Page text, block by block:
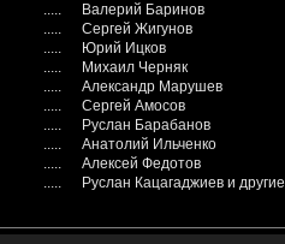
.....
Валерий Баринов
.....
Сергей Жигунов
.....
Юрий Ицков
.....
Михаил Черняк
.....
Александр Марушев
.....
Сергей Амосов
.....
Руслан Барабанов
.....
Анатолий Ильченко
.....
Алексей Федотов
..... Руслан Кацагаджиев и другие